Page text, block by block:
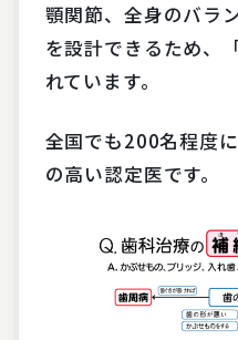
顎関節、全身のバラ
を設計できるため、
れています。
全国でも200名程度
の高い認定医です。